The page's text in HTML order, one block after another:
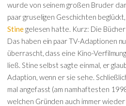
wurde von seinem großen Bruder
paar gruseligen Geschichten
Stinegelesen hatte. Kurz: Die
Das haben ein paar TV-Adaptionen
überrascht, dass eine Kino-
ließ. Stine selbst sagte einmal, er
Adaption, wenn er sie sehe.
mal angefasst (am namhaftesten
welchen Gründen auch immer